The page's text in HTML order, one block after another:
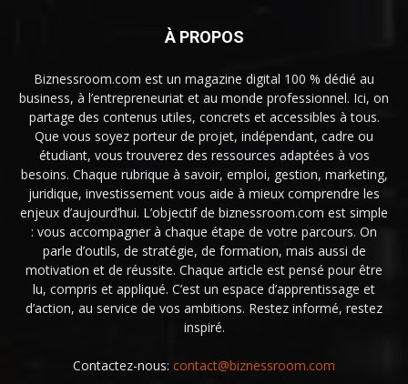
À PROPOS
Biznessroom.com est un magazine digital 100 % dédié au
business, à l’entrepreneuriat et au monde professionnel. Ici, on
partage des contenus utiles, concrets et accessibles à tous.
Que vous soyez porteur de projet, indépendant, cadre ou
étudiant, vous trouverez des ressources adaptées à vos
besoins. Chaque rubrique à savoir, emploi, gestion, marketing,
juridique, investissement vous aide à mieux comprendre les
enjeux d’aujourd’hui. L’objectif de biznessroom.com est simple
: vous accompagner à chaque étape de votre parcours. On
parle d’outils, de stratégie, de formation, mais aussi de
motivation et de réussite. Chaque article est pensé pour être
lu, compris et appliqué. C’est un espace d’apprentissage et
d’action, au service de vos ambitions. Restez informé, restez
inspiré.
Contactez-nous: contact@biznessroom.com